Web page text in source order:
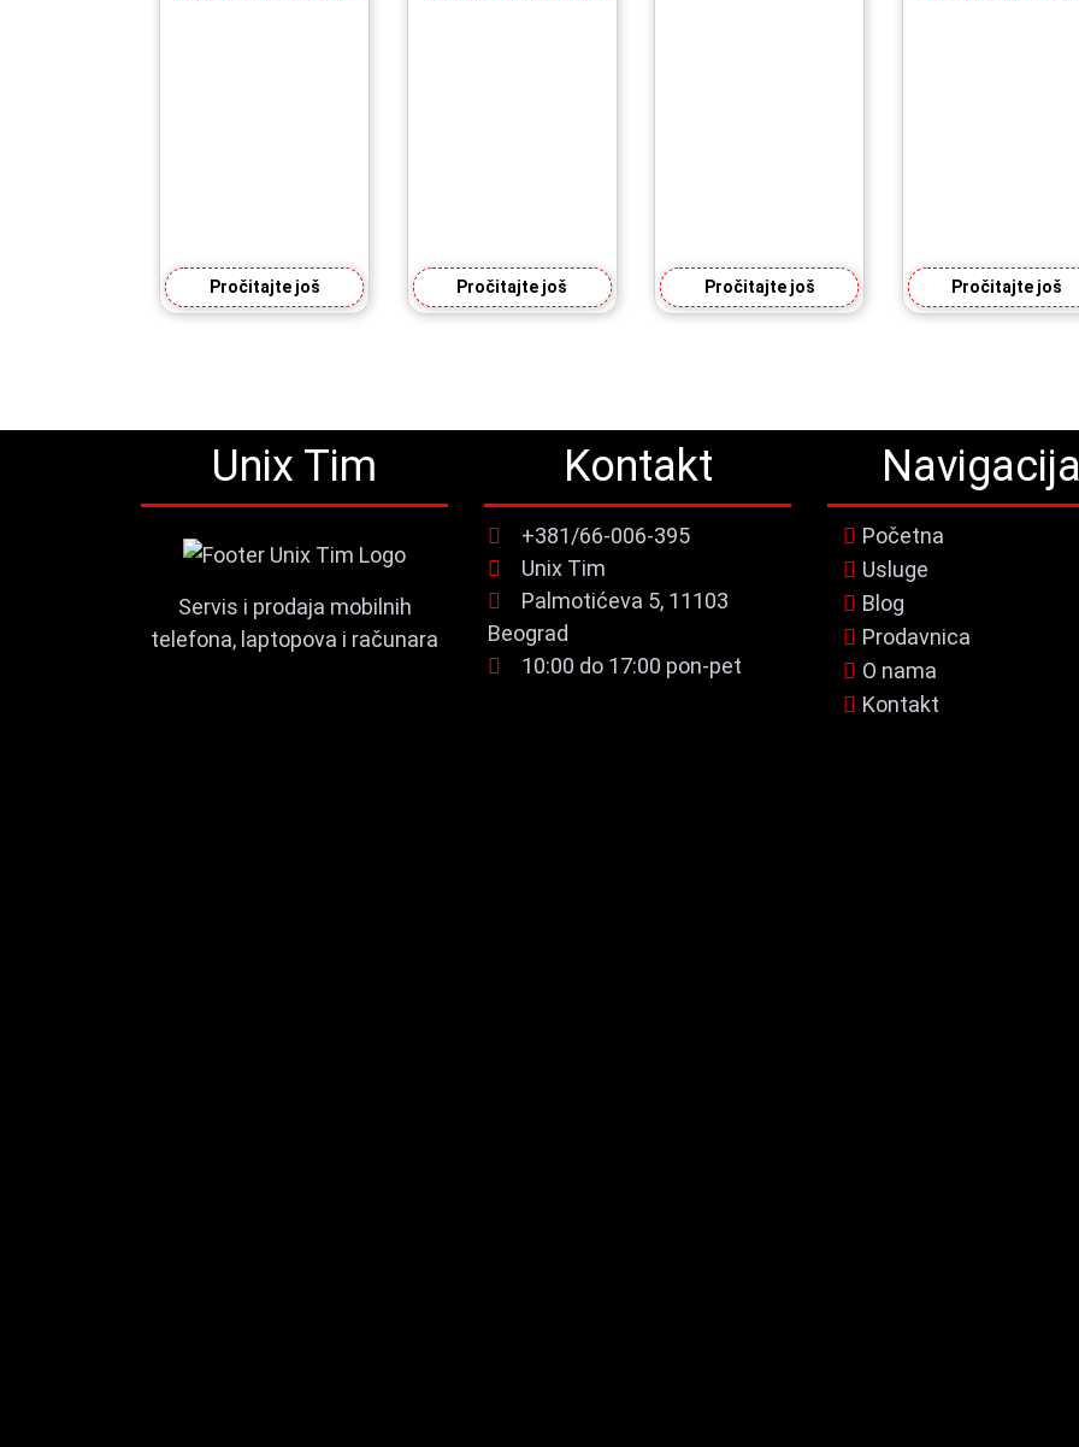
Pročitajte još Pročitajte još Pročitajte još Pročitajte još
Unix Tim
Servis i prodaja mobilnih
telefona, laptopova i računara
Kontakt
+381/66-006-395
Unix Tim
Palmotićeva 5, 11103
Beograd
10:00 do 17:00 pon-pet
Navigacija
Početna
Usluge
Blog
Prodavnica
O nama
Kontakt